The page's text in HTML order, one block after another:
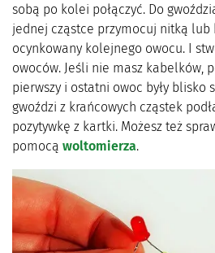
sobą po kolei połączyć. Do
jednej cząstce przymocuj nitką lub
ocynkowany kolejnego owocu. I
owoców. Jeśli nie masz kabelków,
pierwszy i ostatni owoc były blisko
gwoździ z krańcowych cząstek
pozytywkę z kartki. Możesz też
pomocą woltomierza.